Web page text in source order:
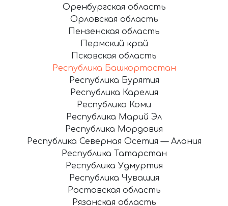
Оренбургская область
Орловская область
Пензенская область
Пермский край
Псковская область
Республика Башкортостан
Республика Бурятия
Республика Карелия
Республика Коми
Республика Марий Эл
Республика Мордовия
Республика Северная Осетия — Алания
Республика Татарстан
Республика Удмуртия
Республика Чувашия
Ростовская область
Рязанская область